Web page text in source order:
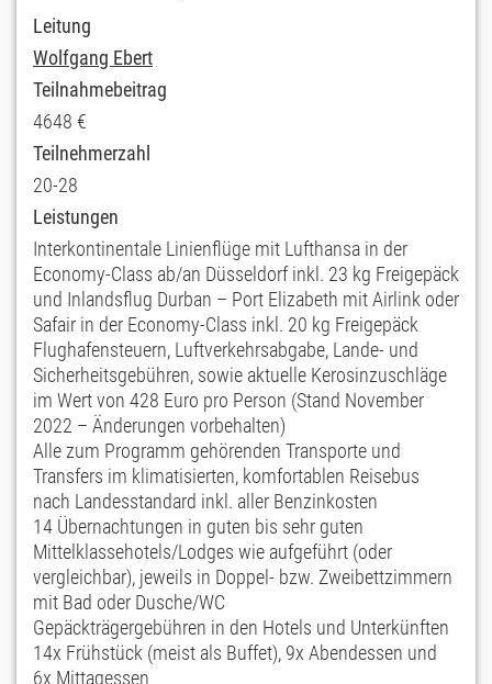
Leitung
Wolfgang Ebert
Teilnahmebeitrag
4648 €
Teilnehmerzahl
20-28
Leistungen
Interkontinentale Linienflüge mit Lufthansa in der
Economy-Class ab/an Düsseldorf inkl. 23 kg Freigepäck
und Inlandsflug Durban – Port Elizabeth mit Airlink oder
Safair in der Economy-Class inkl. 20 kg Freigepäck
Flughafensteuern, Luftverkehrsabgabe, Lande- und
Sicherheitsgebühren, sowie aktuelle Kerosinzuschläge
im Wert von 428 Euro pro Person (Stand November
2022 – Änderungen vorbehalten)
Alle zum Programm gehörenden Transporte und
Transfers im klimatisierten, komfortablen Reisebus
nach Landesstandard inkl. aller Benzinkosten
14 Übernachtungen in guten bis sehr guten
Mittelklassehotels/Lodges wie aufgeführt (oder
vergleichbar), jeweils in Doppel- bzw. Zweibettzimmern
mit Bad oder Dusche/WC
Gepäckträgergebühren in den Hotels und Unterkünften
14x Frühstück (meist als Buffet), 9x Abendessen und
6x Mittagessen